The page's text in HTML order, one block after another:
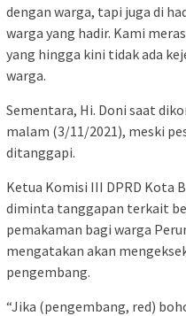
dengan warga, tapi juga di
warga yang hadir. Kami
yang hingga kini tidak ada
warga.
Sementara, Hi. Doni saat
malam (3/11/2021), meski
ditanggapi.
Ketua Komisi III DPRD Kota
diminta tanggapan terkait
pemakaman bagi warga
mengatakan akan
pengembang.
“Jika (pengembang, red)